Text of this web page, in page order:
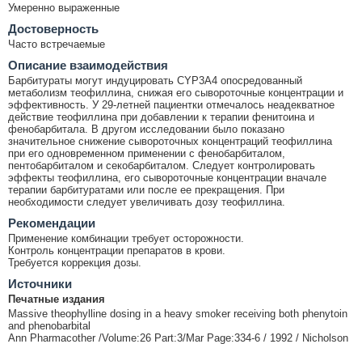
Умеренно выраженные
Достоверность
Часто встречаемые
Описание взаимодействия
Барбитураты могут индуцировать CYP3A4 опосредованный
метаболизм теофиллина, снижая его сывороточные концентрации и
эффективность. У 29-летней пациентки отмечалось неадекватное
действие теофиллина при добавлении к терапии фенитоина и
фенобарбитала. В другом исследовании было показано
значительное снижение сывороточных концентраций теофиллина
при его одновременном применении с фенобарбиталом,
пентобарбиталом и секобарбиталом. Следует контролировать
эффекты теофиллина, его сывороточные концентрации вначале
терапии барбитуратами или после ее прекращения. При
необходимости следует увеличивать дозу теофиллина.
Рекомендации
Применение комбинации требует осторожности.
Контроль концентрации препаратов в крови.
Требуется коррекция дозы.
Источники
Печатные издания
Massive theophylline dosing in a heavy smoker receiving both phenytoin
and phenobarbital
Ann Pharmacother /Volume:26 Part:3/Mar Page:334-6 / 1992 / Nicholson